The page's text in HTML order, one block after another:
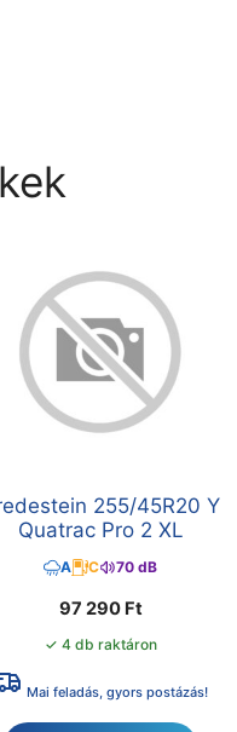
255/45R20 Y
Quatrac Pro 2 XL
A C 70 dB
97 290 Ft
✓ 4 db raktáron
Mai feladás, gyors postázás!